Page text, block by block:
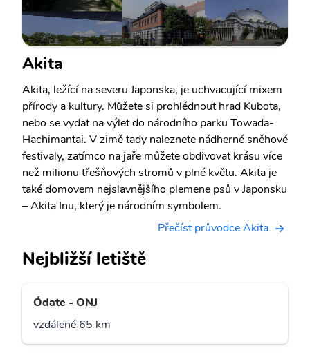
Akita
Akita, ležící na severu Japonska, je uchvacující mixem
přírody a kultury. Můžete si prohlédnout hrad Kubota,
nebo se vydat na výlet do národního parku Towada-
Hachimantai. V zimě tady naleznete nádherné sněhové
festivaly, zatímco na jaře můžete obdivovat krásu více
než milionu třešňových stromů v plné květu. Akita je
také domovem nejslavnějšího plemene psů v Japonsku
– Akita Inu, který je národním symbolem.
Přečíst průvodce Akita
Nejbližší letiště
Ódate - ONJ
vzdálené 65 km